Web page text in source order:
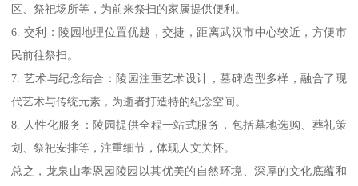
区、祭祀场所等，为前来祭扫的家属提供便利。
6. 交利：陵园地理位置优越，交捷，距离武汉市中心较近，方便市
民前往祭扫。
7. 艺术与纪念结合：陵园注重艺术设计，墓碑造型多样，融合了现
代艺术与传统元素，为逝者打造特的纪念空间。
8. 人性化服务：陵园提供全程一站式服务，包括墓地选购、葬礼策
划、祭祀安排等，注重细节，体现人文关怀。
总之，龙泉山孝恩园陵园以其优美的自然环境、深厚的文化底蕴和